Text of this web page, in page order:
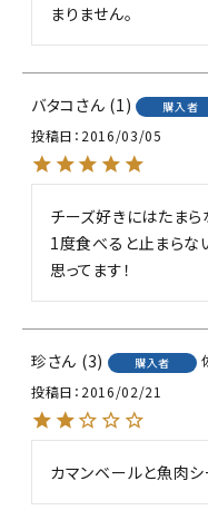
まりません。
バタコ 1 購入者
投稿日 2016/03/05
チーズ好きにはたま
1度食べると止まらな
思ってます！
珍 3 購入者
投稿日 2016/02/21
カマンベールと魚肉